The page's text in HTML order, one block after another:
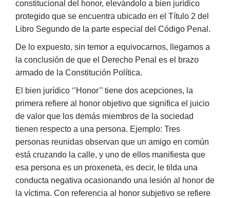
constitucional del honor, elevándolo a bien jurídico
protegido que se encuentra ubicado en el Título 2 del
Libro Segundo de la parte especial del Código Penal.
De lo expuesto, sin temor a equivocarnos, llegamos a
la conclusión de que el Derecho Penal es el brazo
armado de la Constitución Política.
El bien jurídico ‘’Honor’’ tiene dos acepciones, la
primera refiere al honor objetivo que significa el juicio
de valor que los demás miembros de la sociedad
tienen respecto a una persona. Ejemplo: Tres
personas reunidas observan que un amigo en común
está cruzando la calle, y uno de ellos manifiesta que
esa persona es un proxeneta, es decir, le tilda una
conducta negativa ocasionando una lesión al honor de
la víctima. Con referencia al honor subjetivo se refiere